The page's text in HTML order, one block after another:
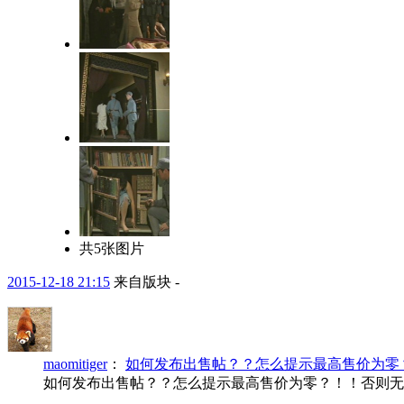
共5张图片
2015-12-18 21:15 来自版块 -
maomitiger： 如何发布出售帖？？怎么提示最高售价为零
如何发布出售帖？？怎么提示最高售价为零？！！否则